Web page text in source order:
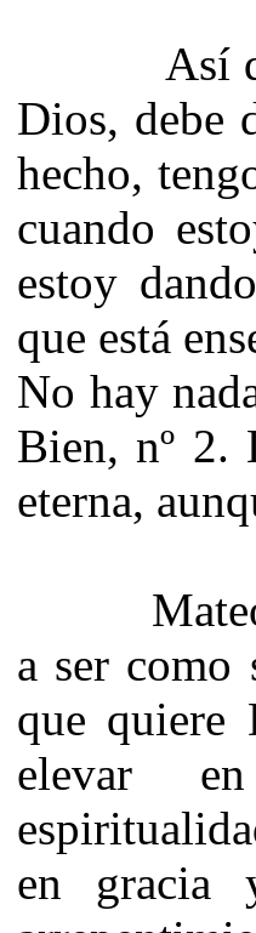
Así que
Dios, debe
hecho,
cuando
estoy
que está
No hay
Bien, nº 2.
eterna,
Mateo
a ser como
que quiere
elevar
en gracia